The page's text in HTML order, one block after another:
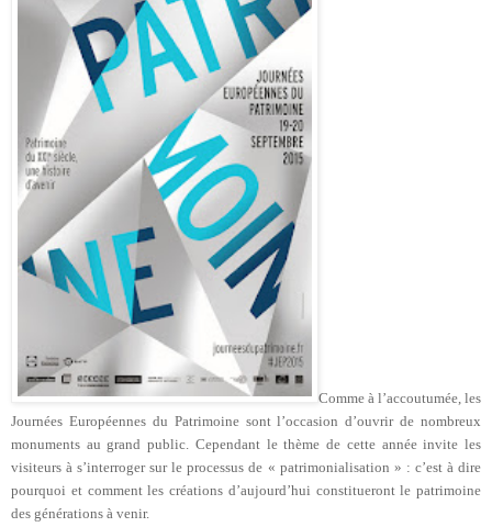
Comme à l’accoutumée, les
Journées Européennes du Patrimoine sont l’occasion d’ouvrir de nombreux
monuments au grand public. Cependant le thème de cette année invite les
visiteurs à s’interroger sur le processus de « patrimonialisation » : c’est à dire
pourquoi et comment les créations d’aujourd’hui constitueront le patrimoine
des générations à venir.